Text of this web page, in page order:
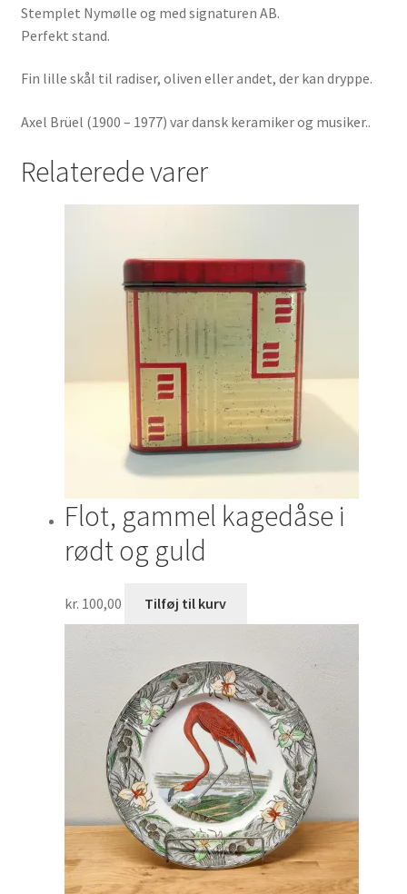
Stemplet Nymølle og med signaturen AB.
Perfekt stand.
Fin lille skål til radiser, oliven eller andet, der kan dryppe.
Axel Brüel (1900 – 1977) var dansk keramiker og musiker..
Relaterede varer
Flot, gammel kagedåse i
rødt og guld
kr. 100,00 Tilføj til kurv